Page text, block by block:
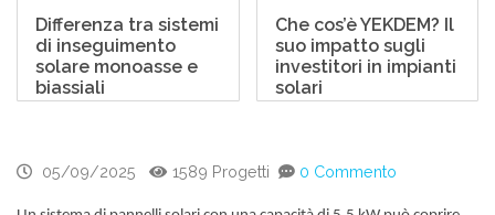
Differenza tra sistemi
di inseguimento
solare monoasse e
biassiali
Che cos’è YEKDEM? Il
suo impatto sugli
investitori in impianti
solari
05/09/2025 1589 Progetti 0 Commento